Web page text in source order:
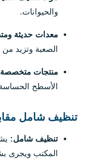
والحيوانات.
معدات حديثة
الصعبة وتزيد
منتجات
الأسطح
تنظيف شامل
تنظيف شامل:
المكتب ويجرى